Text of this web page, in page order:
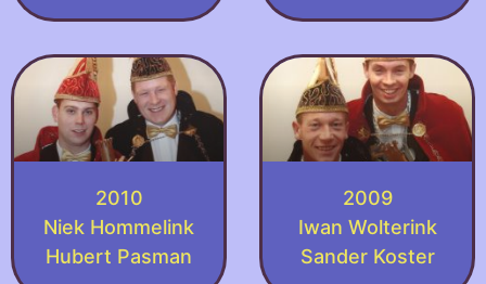
2010
Niek Hommelink
Hubert Pasman
2009
Iwan Wolterink
Sander Koster